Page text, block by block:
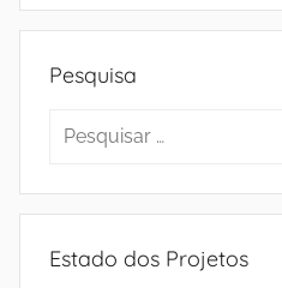
Pesquisa
Pesquisar
Estado dos Projetos